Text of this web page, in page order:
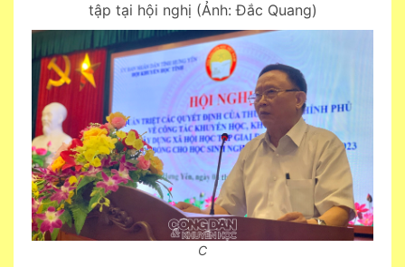
tập tại hội nghị (Ảnh: Đắc Quang)
C